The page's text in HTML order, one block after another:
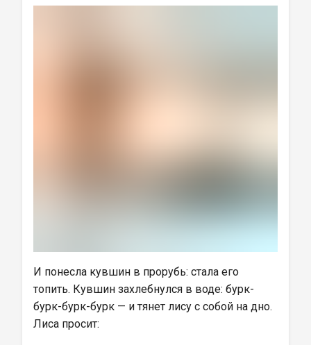
И понесла кувшин в прорубь: стала его
топить. Кувшин захлебнулся в воде: бурк-
бурк-бурк-бурк — и тянет лису с собой на дно.
Лиса просит: